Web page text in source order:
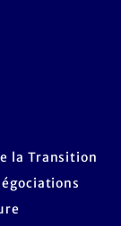
la Transition